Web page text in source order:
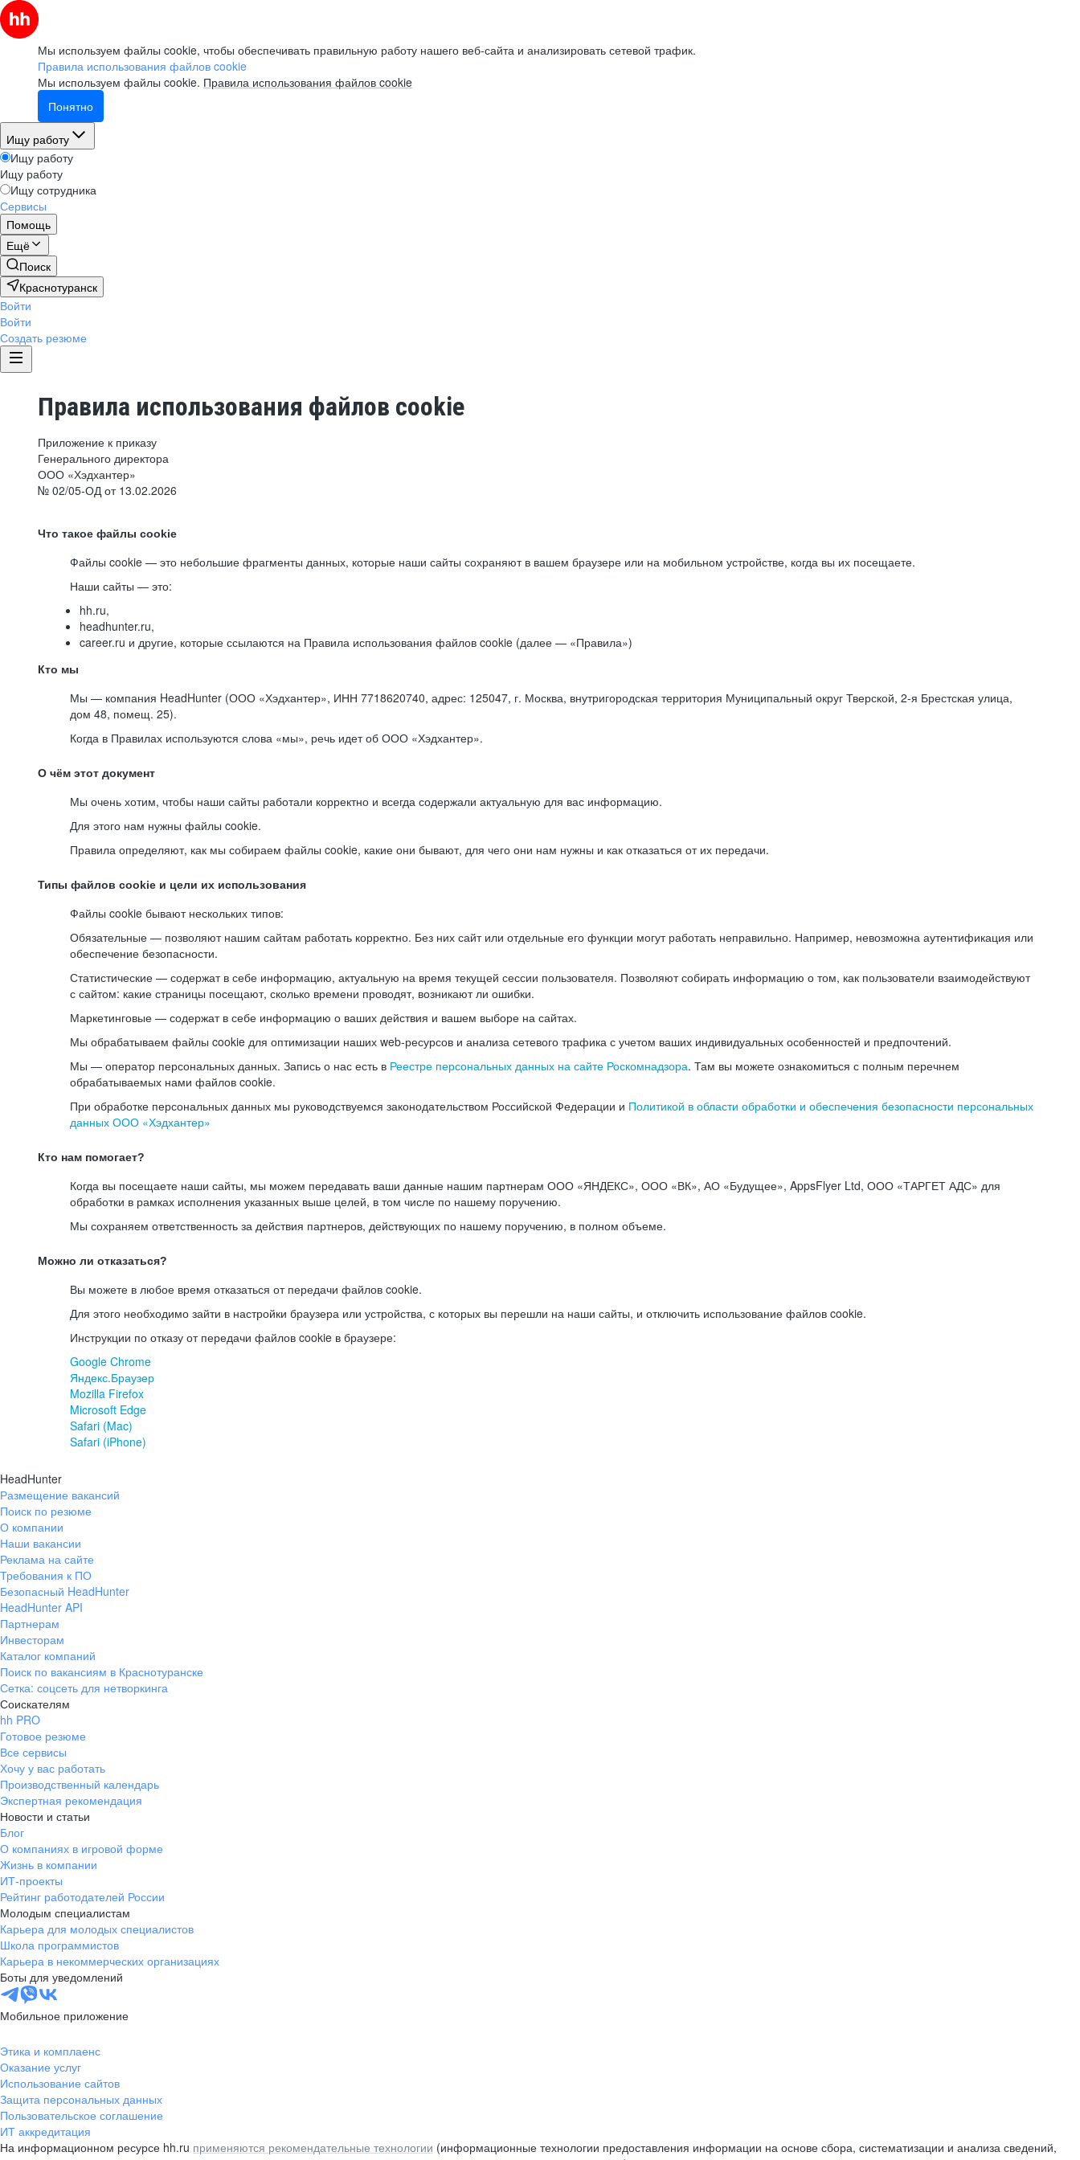
Мы используем файлы cookie, чтобы обеспечивать правильную работу нашего веб-сайта и анализировать сетевой трафик.
Правила использования файлов cookie
Мы используем файлы cookie. Правила использования файлов cookie
Понятно
Ищу работу
Ищу работу
Ищу работу
Ищу сотрудника
Сервисы
Помощь
Ещё
Поиск
Краснотуранск
Войти
Войти
Создать резюме
Правила использования файлов cookie
Приложение к приказу
Генерального директора
ООО «Хэдхантер»
№ 02/05-ОД от 13.02.2026
Что такое файлы cookie
Файлы cookie — это небольшие фрагменты данных, которые наши сайты сохраняют в вашем браузере или на мобильном устройстве, когда вы их посещаете.
Наши сайты — это:
hh.ru,
headhunter.ru,
career.ru и другие, которые ссылаются на Правила использования файлов cookie (далее — «Правила»)
Кто мы
Мы — компания HeadHunter (ООО «Хэдхантер», ИНН 7718620740, адрес: 125047, г. Москва, внутригородская территория Муниципальный округ Тверской, 2-я Брестская улица,
дом 48, помещ. 25).
Когда в Правилах используются слова «мы», речь идет об ООО «Хэдхантер».
О чём этот документ
Мы очень хотим, чтобы наши сайты работали корректно и всегда содержали актуальную для вас информацию.
Для этого нам нужны файлы cookie.
Правила определяют, как мы собираем файлы cookie, какие они бывают, для чего они нам нужны и как отказаться от их передачи.
Типы файлов cookie и цели их использования
Файлы cookie бывают нескольких типов:
Обязательные — позволяют нашим сайтам работать корректно. Без них сайт или отдельные его функции могут работать неправильно. Например, невозможна аутентификация или
обеспечение безопасности.
Статистические — содержат в себе информацию, актуальную на время текущей сессии пользователя. Позволяют собирать информацию о том, как пользователи взаимодействуют
с сайтом: какие страницы посещают, сколько времени проводят, возникают ли ошибки.
Маркетинговые — содержат в себе информацию о ваших действия и вашем выборе на сайтах.
Мы обрабатываем файлы cookie для оптимизации наших web-ресурсов и анализа сетевого трафика с учетом ваших индивидуальных особенностей и предпочтений.
Мы — оператор персональных данных. Запись о нас есть в Реестре персональных данных на сайте Роскомнадзора. Там вы можете ознакомиться с полным перечнем
обрабатываемых нами файлов cookie.
При обработке персональных данных мы руководствуемся законодательством Российской Федерации и Политикой в области обработки и обеспечения безопасности персональных
данных ООО «Хэдхантер»
Кто нам помогает?
Когда вы посещаете наши сайты, мы можем передавать ваши данные нашим партнерам ООО «ЯНДЕКС», ООО «ВК», АО «Будущее», AppsFlyer Ltd, ООО «ТАРГЕТ АДС» для
обработки в рамках исполнения указанных выше целей, в том числе по нашему поручению.
Мы сохраняем ответственность за действия партнеров, действующих по нашему поручению, в полном объеме.
Можно ли отказаться?
Вы можете в любое время отказаться от передачи файлов cookie.
Для этого необходимо зайти в настройки браузера или устройства, с которых вы перешли на наши сайты, и отключить использование файлов cookie.
Инструкции по отказу от передачи файлов cookie в браузере:
Google Chrome
Яндекс.Браузер
Mozilla Firefox
Microsoft Edge
Safari (Mac)
Safari (iPhone)
HeadHunter
Размещение вакансий
Поиск по резюме
О компании
Наши вакансии
Реклама на сайте
Требования к ПО
Безопасный HeadHunter
HeadHunter API
Партнерам
Инвесторам
Каталог компаний
Поиск по вакансиям в Краснотуранске
Сетка: соцсеть для нетворкинга
Соискателям
hh PRO
Готовое резюме
Все сервисы
Хочу у вас работать
Производственный календарь
Экспертная рекомендация
Новости и статьи
Блог
О компаниях в игровой форме
Жизнь в компании
ИТ-проекты
Рейтинг работодателей России
Молодым специалистам
Карьера для молодых специалистов
Школа программистов
Карьера в некоммерческих организациях
Боты для уведомлений
Мобильное приложение
Этика и комплаенс
Оказание услуг
Использование сайтов
Защита персональных данных
Пользовательское соглашение
ИТ аккредитация
На информационном ресурсе hh.ru применяются рекомендательные технологии (информационные технологии предоставления информации на основе сбора, систематизации и анализа сведений,